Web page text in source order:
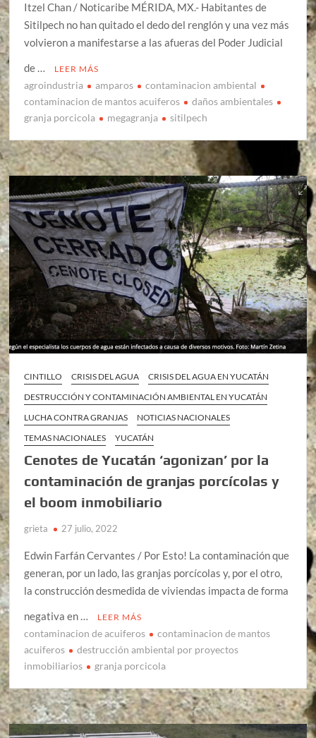
Itzel Chan / Noticaribe MÉRIDA, MX.- Habitantes de
Sitilpech no han quitado el dedo del renglón y una vez más
volvieron a manifestarse a las afueras del Poder Judicial
de …
LEER MÁS
agroindustria amparos
contaminacion ambiental
contaminacion de mantos acuiferos
daños ambientales
granja porcicola
megagranja sitilpech
CINTILLO CRISIS DEL AGUA
CRISIS DEL AGUA EN YUCATÁN
DESTRUCCIÓN Y CONTAMINACIÓN AMBIENTAL EN YUCATÁN
LUCHA CONTRA GRANJAS
NOTICIAS NACIONALES
TEMAS NACIONALES
YUCATÁN
Cenotes de Yucatán ‘agonizan’ por la
contaminación de granjas porcícolas y
el boom inmobiliario
grieta 27 julio, 2022
Edwin Farfán Cervantes / Por Esto! La contaminación que
generan, por un lado, las granjas porcícolas y, por el otro,
la construcción desmedida de viviendas impacta de forma
negativa en …
LEER MÁS
contaminacion de acuiferos
contaminacion de mantos
acuiferos
destrucción ambiental por proyectos
inmobiliarios
granja porcicola